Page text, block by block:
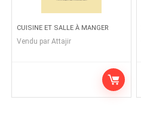
CUISINE ET SALLE À MANGER
Vendu par Attajir